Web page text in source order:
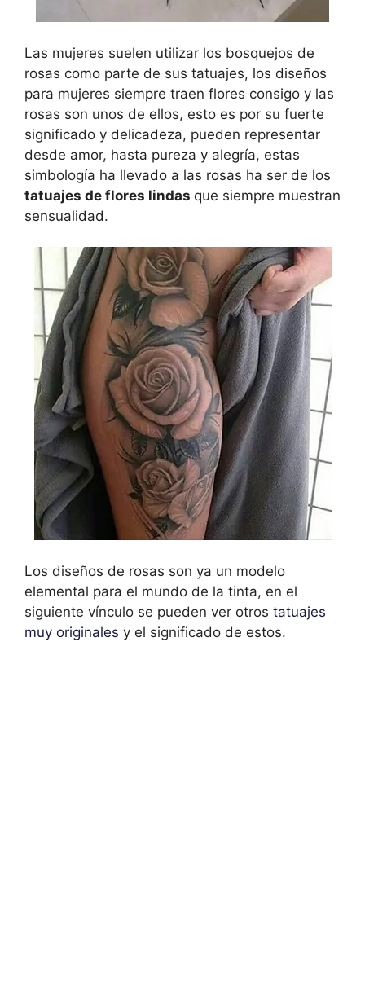
Las mujeres suelen utilizar los bosquejos de
rosas como parte de sus tatuajes, los diseños
para mujeres siempre traen flores consigo y las
rosas son unos de ellos, esto es por su fuerte
significado y delicadeza, pueden representar
desde amor, hasta pureza y alegría, estas
simbología ha llevado a las rosas ha ser de los
tatuajes de flores lindas que siempre muestran
sensualidad.
Los diseños de rosas son ya un modelo
elemental para el mundo de la tinta, en el
siguiente vínculo se pueden ver otros tatuajes
muy originales y el significado de estos.